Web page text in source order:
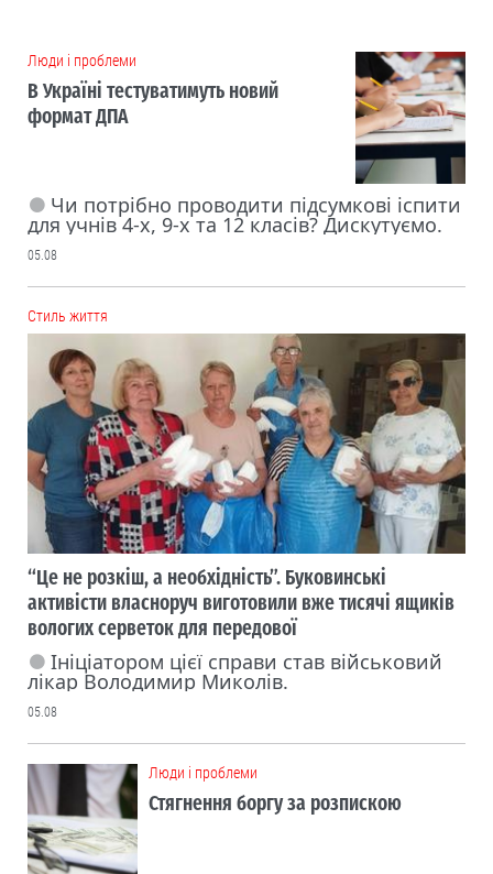
Люди і проблеми
В Україні тестуватимуть новий
формат ДПА
Чи потрібно проводити підсумкові іспити
для учнів 4-х, 9-х та 12 класів? Дискутуємо.
05.08
Cтиль життя
“Це не розкіш, а необхідність”. Буковинські
активісти власноруч виготовили вже тисячі ящиків
вологих серветок для передової
Ініціатором цієї справи став військовий
лікар Володимир Миколів.
05.08
Люди і проблеми
Стягнення боргу за розпискою